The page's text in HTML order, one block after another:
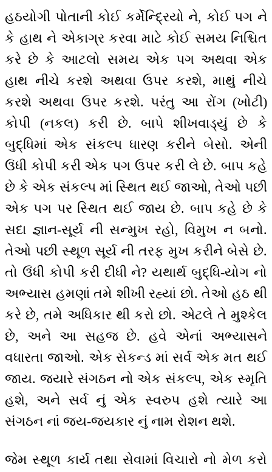
હઠયોગી પોતાની કોઈ કર્મેન્દ્રિયો ને, કોઈ પગ ને
કે હાથ ને એકાગ્ર કરવા માટે કોઈ સમય નિશ્ચિત
કરે છે કે આટલો સમય એક પગ અથવા એક
હાથ નીચે કરશે અથવા ઉપર કરશે, માથું નીચે
કરશે અથવા ઉપર કરશે. પરંતુ આ રોંગ (ખોટી)
કોપી (નકલ) કરી છે. બાપે શીખવાડ્યું છે કે
બુદ્ધિમાં એક સંકલ્પ ધારણ કરીને બેસો. એની
ઉંધી કોપી કરી એક પગ ઉપર કરી લે છે. બાપ કહે
છે કે એક સંકલ્પ માં સ્થિત થઈ જાઓ, તેઓ પછી
એક પગ પર સ્થિત થઈ જાય છે. બાપ કહે છે કે
સદા જ્ઞાન-સૂર્ય ની સન્મુખ રહો, વિમુખ ન બનો.
તેઓ પછી સ્થૂળ સૂર્ય ની તરફ મુખ કરીને બેસે છે.
તો ઉંધી કોપી કરી દીધી ને? યથાર્થ બુદ્ધિ-યોગ નો
અભ્યાસ હમણાં તમે શીખી રહ્યાં છો. તેઓ હઠ થી
કરે છે, તમે અધિકાર થી કરો છો. એટલે તે મુશ્કેલ
છે, અને આ સહજ છે. હવે એનાં અભ્યાસને
વધારતા જાઓ. એક સેકન્ડ માં સર્વ એક મત થઈ
જાય. જ્યારે સંગઠન નો એક સંકલ્પ, એક સ્મૃતિ
હશે, અને સર્વ નું એક સ્વરુપ હશે ત્યારે આ
સંગઠન નાં જય-જયકાર નું નામ રોશન થશે.
જેમ સ્થૂળ કાર્ય તથા સેવામાં વિચારો નો મેળ કરો